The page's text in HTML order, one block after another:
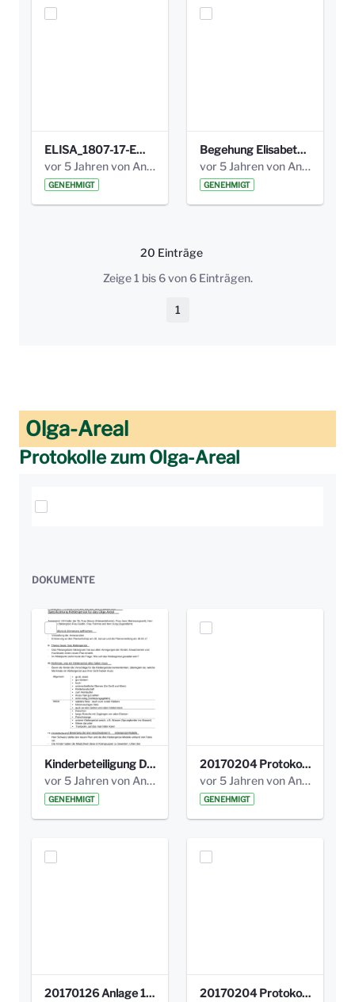
ELISA_1807-17-EW_BEZIRK-kl_compressed.pdf
vor 5 Jahren von Anni Schlumberger
GENEHMIGT
Begehung Elisabethenanlage 1.8.17_Protokoll .pdf
vor 5 Jahren von Anni Schlumberger
GENEHMIGT
20 Einträge
Pro Seite
Zeige 1 bis 6 von 6 Einträgen.
Seite
1
Olga-Areal
Protokolle zum Olga-Areal
Elemente auswählen
DOKUMENTE
Kinderbeteiligung Dez. 17 _Abstimmung Klettergerüst.pdf
vor 5 Jahren von Anni Schlumberger
GENEHMIGT
20170204 Protokoll Workshop 2 Promenade Schloßstraße (1).pdf
vor 5 Jahren von Anni Schlumberger
GENEHMIGT
20170126 Anlage 1_Kinderbeteiligung_Olga_Areal_Auswertung.pdf
20170204 Protokoll Workshop 2 Promenade Schloßstraße .pdf